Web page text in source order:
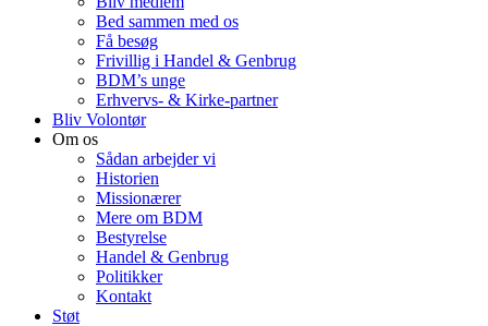
Bed sammen med os
Få besøg
Frivillig i Handel & Genbrug
BDM’s unge
Erhvervs- & Kirke-partner
Bliv Volontør
Om os
Sådan arbejder vi
Historien
Missionærer
Mere om BDM
Bestyrelse
Handel & Genbrug
Politikker
Kontakt
Støt